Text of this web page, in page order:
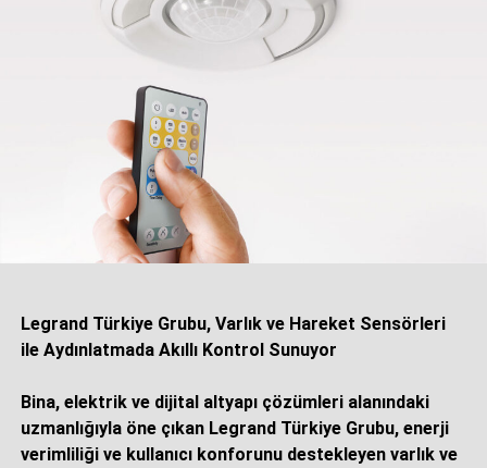
Legrand Türkiye Grubu, Varlık ve Hareket Sensörleri
ile Aydınlatmada Akıllı Kontrol Sunuyor
Bina, elektrik ve dijital altyapı çözümleri alanındaki
uzmanlığıyla öne çıkan Legrand Türkiye Grubu, enerji
verimliliği ve kullanıcı konforunu destekleyen varlık ve